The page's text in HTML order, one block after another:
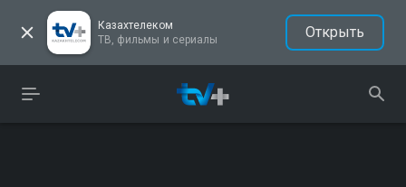
Казахтелеком
ТВ, фильмы и сериалы
Открыть